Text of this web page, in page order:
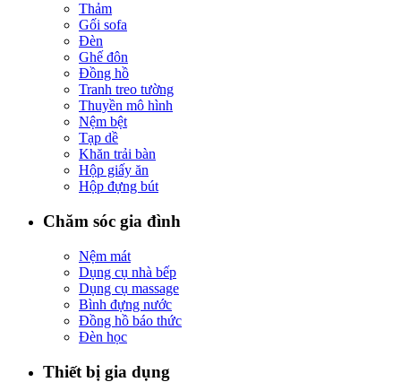
Thảm
Gối sofa
Đèn
Ghế đôn
Đồng hồ
Tranh treo tường
Thuyền mô hình
Nệm bệt
Tạp dề
Khăn trải bàn
Hộp giấy ăn
Hộp đựng bút
Chăm sóc gia đình
Nệm mát
Dụng cụ nhà bếp
Dụng cụ massage
Bình đựng nước
Đồng hồ báo thức
Đèn học
Thiết bị gia dụng